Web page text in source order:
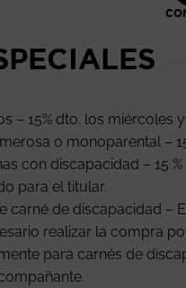
– 15% dto. los miércoles
o monoparental –
con discapacidad – 15
para el titular.
carné de discapacidad –
realizar la compra
para carnés de